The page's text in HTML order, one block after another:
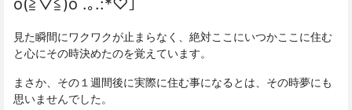
o(≧▽≦)o .｡.:*♡」
見た瞬間にワクワクが止まらなく、絶対ここにいつかここに住む
と心にその時決めたのを覚えています。
まさか、その１週間後に実際に住む事になるとは、その時夢にも
思いませんでした。